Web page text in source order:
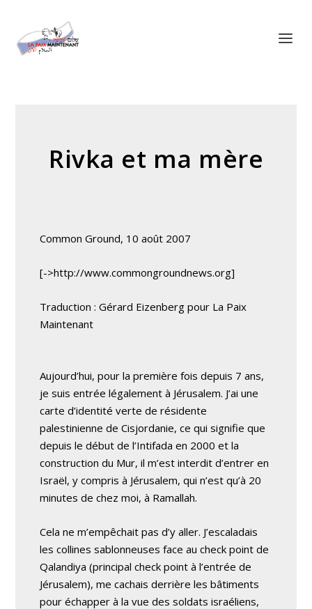
Rivka et ma mère
Common Ground, 10 août 2007
[->http://www.commongroundnews.org]
Traduction : Gérard Eizenberg pour La Paix
Maintenant
Aujourd’hui, pour la première fois depuis 7 ans,
je suis entrée légalement à Jérusalem. J’ai une
carte d’identité verte de résidente
palestinienne de Cisjordanie, ce qui signifie que
depuis le début de l’Intifada en 2000 et la
construction du Mur, il m’est interdit d’entrer en
Israël, y compris à Jérusalem, qui n’est qu’à 20
minutes de chez moi, à Ramallah.
Cela ne m’empêchait pas d’y aller. J’escaladais
les collines sablonneuses face au check point de
Qalandiya (principal check point à l’entrée de
Jérusalem), me cachais derrière les bâtiments
pour échapper à la vue des soldats israéliens,